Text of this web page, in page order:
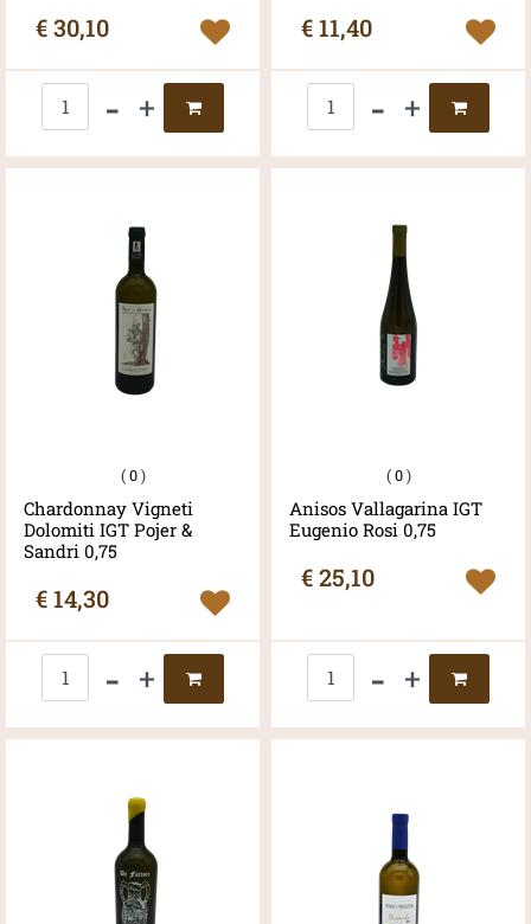
€ 30,10 € 11,40
(0)
Chardonnay Vigneti
Dolomiti IGT Pojer &
Sandri 0,75
€ 14,30
(0)
Anisos Vallagarina IGT
Eugenio Rosi 0,75
€ 25,10